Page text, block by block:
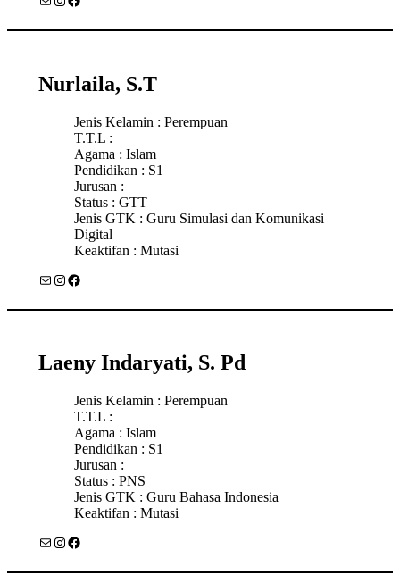
Nurlaila, S.T
Jenis Kelamin : Perempuan
T.T.L :
Agama : Islam
Pendidikan : S1
Jurusan :
Status : GTT
Jenis GTK : Guru Simulasi dan Komunikasi
Digital
Keaktifan : Mutasi
Mail
Instagram Facebook
Laeny Indaryati, S. Pd
Jenis Kelamin : Perempuan
T.T.L :
Agama : Islam
Pendidikan : S1
Jurusan :
Status : PNS
Jenis GTK : Guru Bahasa Indonesia
Keaktifan : Mutasi
Mail
Instagram Facebook